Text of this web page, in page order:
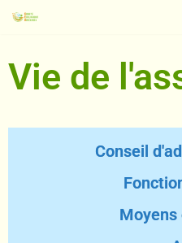
au
contenu
Vie de
Conseil
Moyens